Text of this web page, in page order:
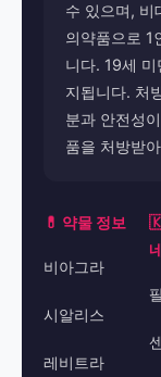
수 있으며, 비
의약품으로 1
니다. 19세
지됩니다. 처
분과 안전성
품을 처방받
💊 약물 정보
비아그라
시알리스
레비트라